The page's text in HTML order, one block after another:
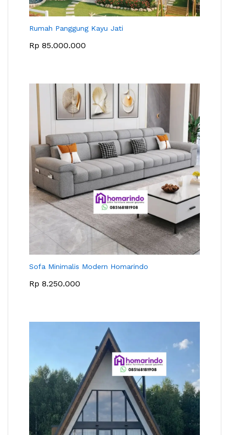
Rumah Panggung Kayu Jati
Rp 85.000.000
Sofa Minimalis Modern Homarindo
Rp 8.250.000